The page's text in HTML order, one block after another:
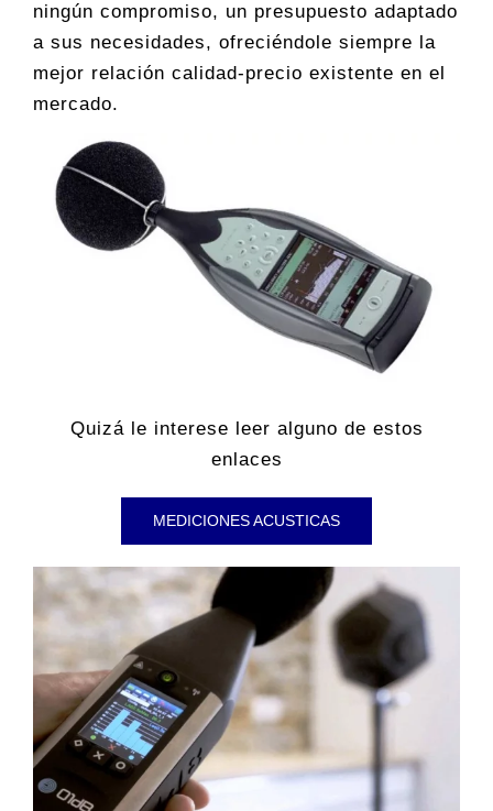
ningún compromiso, un presupuesto adaptado
a sus necesidades, ofreciéndole siempre la
mejor relación calidad-precio existente en el
mercado.
Quizá le interese leer alguno de estos
enlaces
MEDICIONES ACUSTICAS